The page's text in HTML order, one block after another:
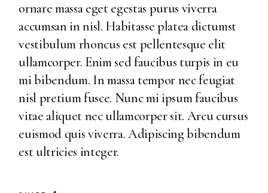
ornare massa eget egestas purus viverra
accumsan in nisl. Habitasse platea dictumst
vestibulum rhoncus est pellentesque elit
ullamcorper. Enim sed faucibus turpis in eu
mi bibendum. In massa tempor nec feugiat
nisl pretium fusce. Nunc mi ipsum faucibus
vitae aliquet nec ullamcorper sit. Arcu cursus
euismod quis viverra. Adipiscing bibendum
est ultricies integer.